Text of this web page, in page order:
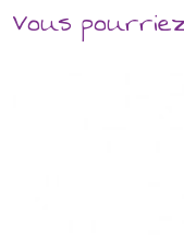
Vous